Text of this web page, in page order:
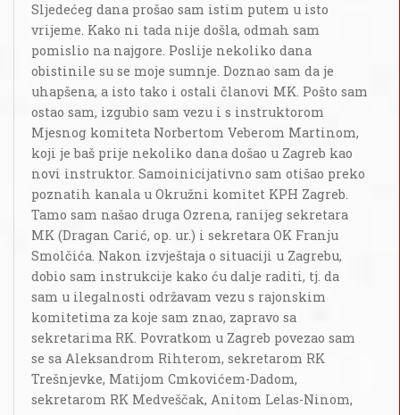
Sljedećeg dana prošao sam istim putem u isto
vrijeme. Kako ni tada nije došla, odmah sam
pomislio na najgore. Poslije nekoliko dana
obistinile su se moje sumnje. Doznao sam da je
uhapšena, a isto tako i ostali članovi MK. Pošto sam
ostao sam, izgubio sam vezu i s instruktorom
Mjesnog komiteta Norbertom Veberom Martinom,
koji je baš prije nekoliko dana došao u Zagreb kao
novi instruktor. Samoinicijativno sam otišao preko
poznatih kanala u Okružni komitet KPH Zagreb.
Tamo sam našao druga Ozrena, ranijeg sekretara
MK (Dragan Carić, op. ur.) i sekretara OK Franju
Smolčića. Nakon izvještaja o situaciji u Zagrebu,
dobio sam instrukcije kako ću dalje raditi, tj. da
sam u ilegalnosti održavam vezu s rajonskim
komitetima za koje sam znao, zapravo sa
sekretarima RK. Povratkom u Zagreb povezao sam
se sa Aleksandrom Rihterom, sekretarom RK
Trešnjevke, Matijom Cmkovićem-Dadom,
sekretarom RK Medveščak, Anitom Lelas-Ninom,